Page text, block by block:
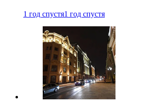
1 год спустя1 год спустя